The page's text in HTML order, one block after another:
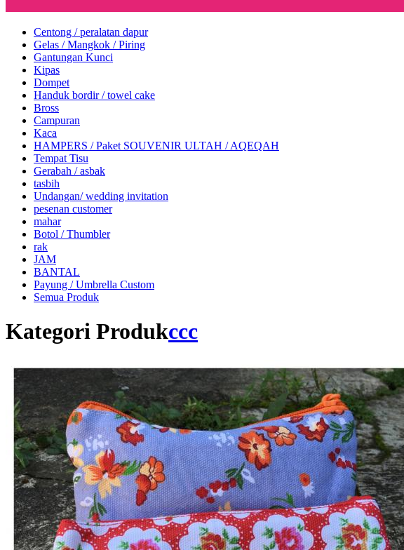
Centong / peralatan dapur
Gelas / Mangkok / Piring
Gantungan Kunci
Kipas
Dompet
Handuk bordir / towel cake
Bross
Campuran
Kaca
HAMPERS / Paket SOUVENIR ULTAH / AQEQAH
Tempat Tisu
Gerabah / asbak
tasbih
Undangan/ wedding invitation
pesenan customer
mahar
Botol / Thumbler
rak
JAM
BANTAL
Payung / Umbrella Custom
Semua Produk
Kategori Produkccc